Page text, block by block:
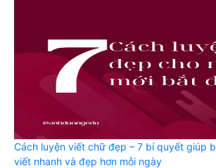
Cách luyện viết chữ đẹp – 7 bí quyết giúp
viết nhanh và đẹp hơn mỗi ngày